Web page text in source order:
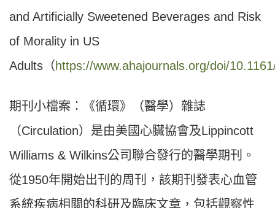
and Artificially Sweetened Beverages and Risk
of Morality in US
Adults（ https://www.ahajournals.org/doi/
期刊小檔案：《循環》（醫學）雜誌
（Circulation）是由美國心臟協會及Lippincott
Williams & Wilkins公司聯合發行的醫學期刊。
從1950年開始出刊的周刊，該期刊發表心血管
系統疾病相關的科研及臨床文章，包括觀察性